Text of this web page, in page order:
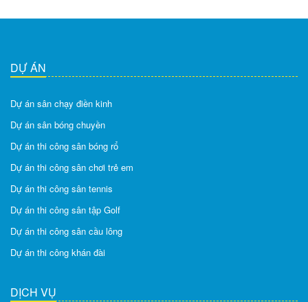
DỰ ÁN
Dự án sân chạy điền kinh
Dự án sân bóng chuyền
Dự án thi công sân bóng rổ
Dự án thi công sân chơi trẻ em
Dự án thi công sân tennis
Dự án thi công sân tập Golf
Dự án thi công sân cầu lông
Dự án thi công khán đài
DỊCH VỤ